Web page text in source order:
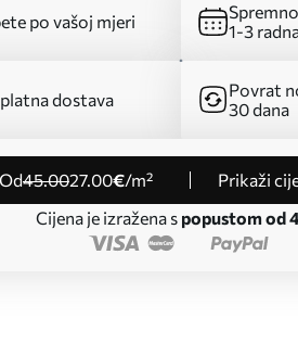
po vašoj mjeri
1-3
dostava
Povrat
30 dana
od45.0027.00€/m²
Prikaži
Cijena je izražena s popustom od